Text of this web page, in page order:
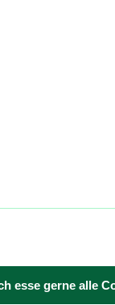
esse gerne alle
uns mit
zu merken,